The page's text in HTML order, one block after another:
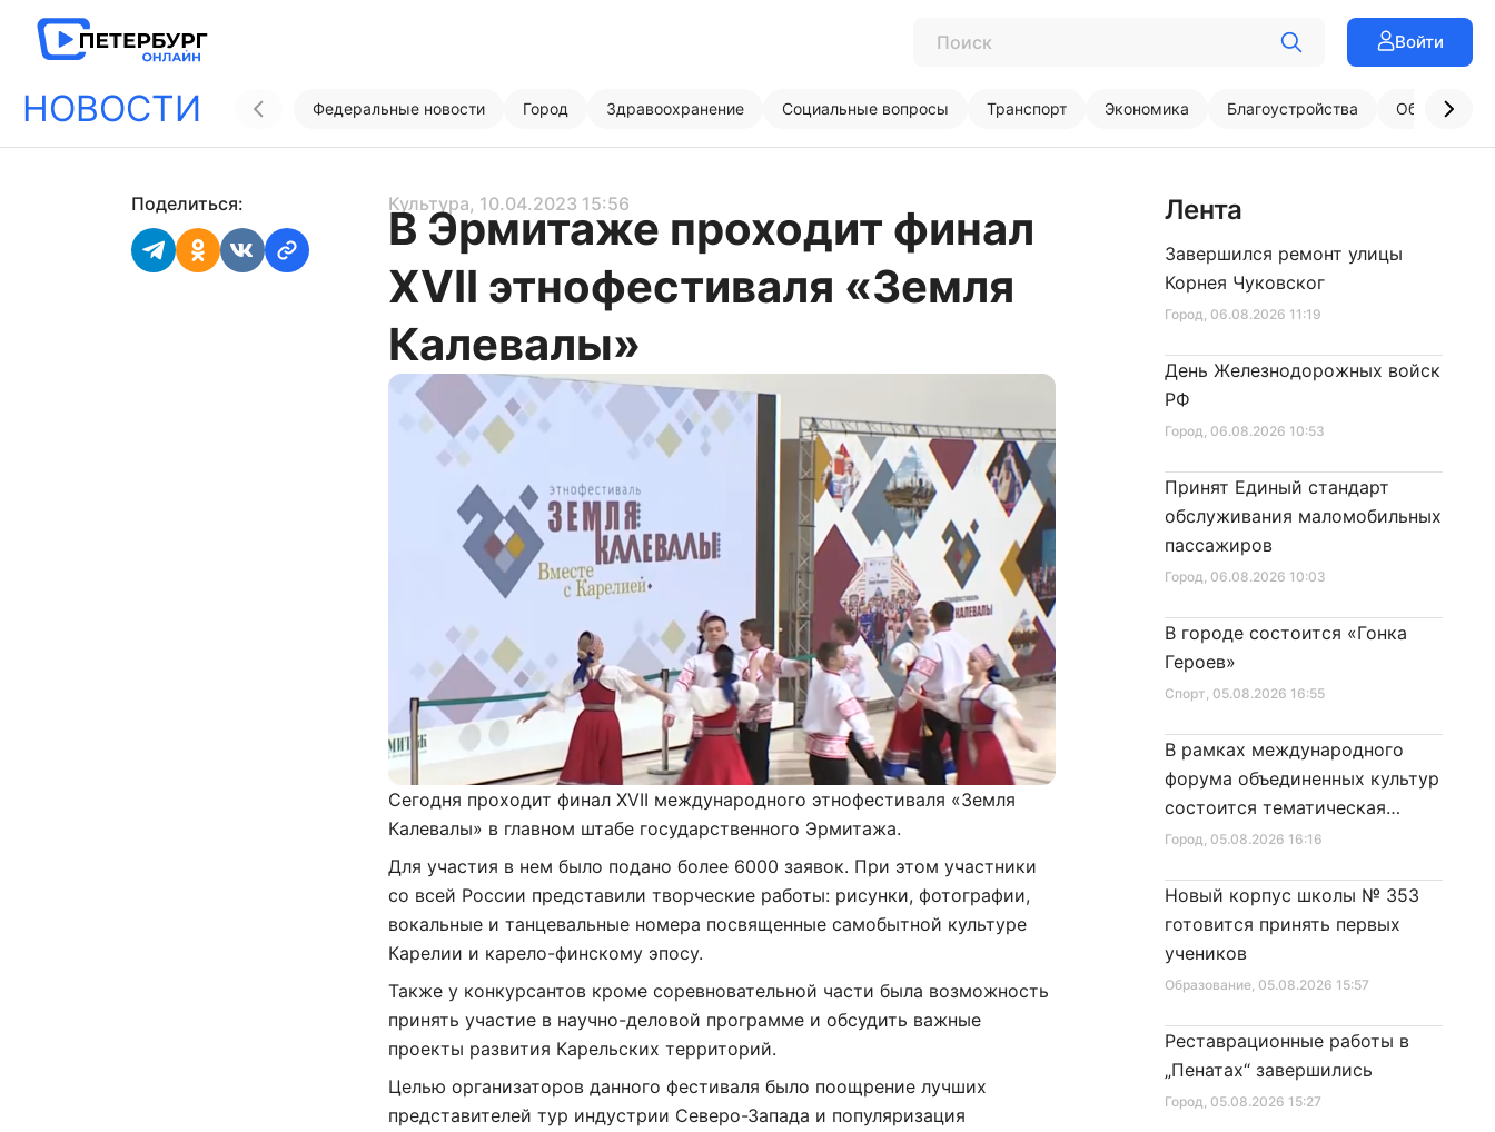
Войти
НОВОСТИ Федеральные новости Город Здравоохранение Социальные вопросы Транспорт Экономика Благоустройства
Поделиться: Культура, 10.04.2023 15:56
В Эрмитаже проходит финал
XVII этнофестиваля «Земля
Калевалы»
Сегодня проходит финал XVII международного этнофестиваля «Земля
Калевалы» в главном штабе государственного Эрмитажа.
Для участия в нем было подано более 6000 заявок. При этом участники
со всей России представили творческие работы: рисунки, фотографии,
вокальные и танцевальные номера посвященные самобытной культуре
Карелии и карело-финскому эпосу.
Также у конкурсантов кроме соревновательной части была возможность
принять участие в научно-деловой программе и обсудить важные
проекты развития Карельских территорий.
Целью организаторов данного фестиваля было поощрение лучших
представителей тур индустрии Северо-Запада и популяризация
Лента
Город, 06.08.2026 11:19
Завершился ремонт улицы
Корнея Чуковског
Город, 06.08.2026 10:53
День Железнодорожных войск
РФ
Город, 06.08.2026 10:03
Принят Единый стандарт
обслуживания маломобильных
пассажиров
Спорт, 05.08.2026 16:55
В городе состоится «Гонка
Героев»
Город, 05.08.2026 16:16
В рамках международного
форума объединенных культур
состоится тематическая
секция
Образование, 05.08.2026 15:57
Новый корпус школы № 353
готовится принять первых
учеников
Город, 05.08.2026 15:27
Реставрационные работы в
„Пенатах“ завершились